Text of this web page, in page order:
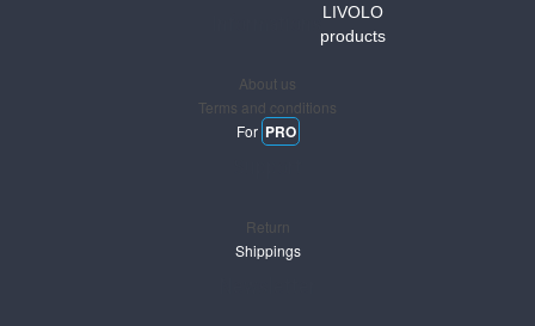
LIVOLO
products
About us
Terms and conditions
For PRO
Return
Shippings